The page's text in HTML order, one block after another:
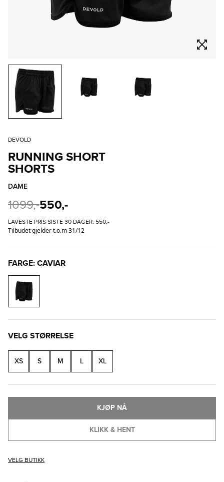
DEVOLD
RUNNING SHORT
SHORTS
DAME
1099,-550,-
LAVESTE PRIS SISTE 30 DAGER: 550,-
Tilbudet gjelder t.o.m 31/12
FARGE: CAVIAR
VELG STØRRELSE
XS S M L XL
KLIKK & HENT
KJØP NÅ
VELG BUTIKK